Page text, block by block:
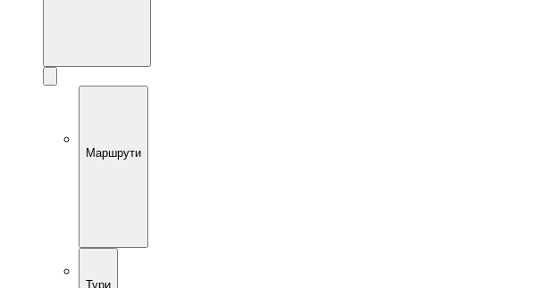
Маршрути
Тури